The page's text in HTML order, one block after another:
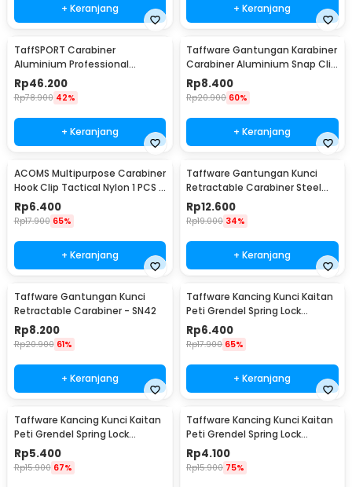
+ Keranjang + Keranjang
TaffSPORT Carabiner
Aluminium Professional
Heavy-Duty Locking 25kN -
CE21
Rp46.200
Rp78.900 42%
+ Keranjang
Taffware Gantungan Karabiner
Carabiner Aluminium Snap Clip
Lock 6 PCS - ST15
Rp8.400
Rp20.900 60%
+ Keranjang
ACOMS Multipurpose Carabiner
Hook Clip Tactical Nylon 1 PCS -
HW75
Rp6.400
Rp17.900 65%
+ Keranjang
Taffware Gantungan Kunci
Retractable Carabiner Steel
Wire - SN40
Rp12.600
Rp19.000 34%
+ Keranjang
Taffware Gantungan Kunci
Retractable Carabiner - SN42
Rp8.200
Rp20.900 61%
+ Keranjang
Taffware Kancing Kunci Kaitan
Peti Grendel Spring Lock
Stainless Steel XL - J107
Rp6.400
Rp17.900 65%
+ Keranjang
Taffware Kancing Kunci Kaitan
Peti Grendel Spring Lock
Stainless Steel L - J107
Rp5.400
Rp15.900 67%
Taffware Kancing Kunci Kaitan
Peti Grendel Spring Lock
Stainless Steel M - J107
Rp4.100
Rp15.900 75%